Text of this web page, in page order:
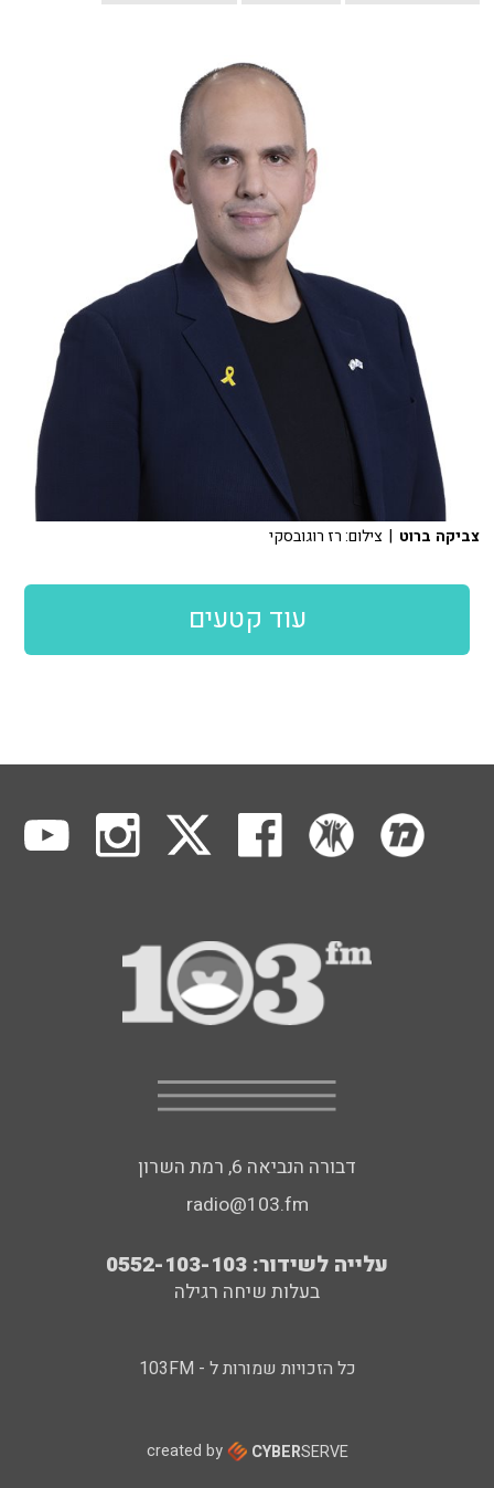
צביקה ברוט | צילום: רז רוגובסקי
עוד קטעים
דבורה הנביאה 6, רמת השרון
radio@103.fm
עלייה לשידור: 0552-103-103
בעלות שיחה רגילה
כל הזכויות שמורות ל - 103FM
created by CYBERSERVE